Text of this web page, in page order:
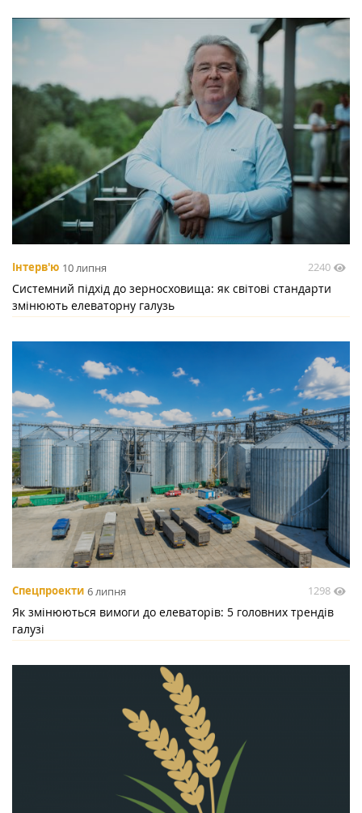
Інтерв'ю 10 липня 2240
Системний підхід до зерносховища: як світові стандарти
змінюють елеваторну галузь
Спецпроекти 6 липня 1298
Як змінюються вимоги до елеваторів: 5 головних трендів
галузі